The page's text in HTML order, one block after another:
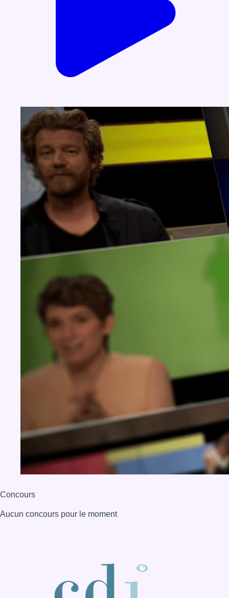
Concours
Aucun concours pour le moment